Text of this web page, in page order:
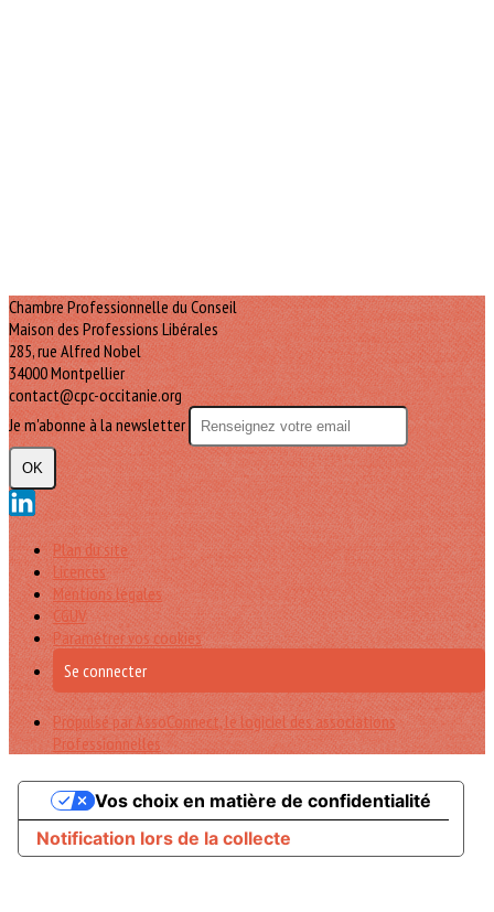
Chambre Professionnelle du Conseil
Maison des Professions Libérales
285, rue Alfred Nobel
34000 Montpellier
contact@cpc-occitanie.org
Je m'abonne à la newsletter
OK
Plan du site
Licences
Mentions légales
CGUV
Paramétrer vos cookies
Se connecter
Propulsé par AssoConnect, le logiciel des associations
Professionnelles
Notification lors de la collecte
Vos choix en matière de confidentialité